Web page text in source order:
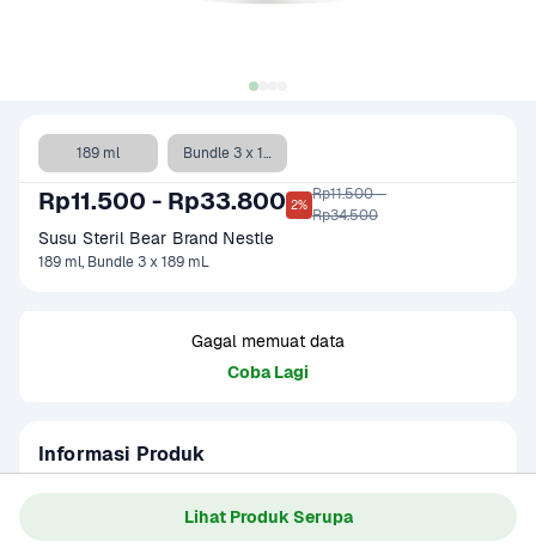
Lihat Produk Serupa
189 ml Bundle 3 x 189 mL
Rp11.500 - Rp33.800 2%
Rp11.500 -
Rp34.500
Susu Steril Bear Brand Nestle
189 ml, Bundle 3 x 189 mL
Gagal memuat data
Coba Lagi
Informasi Produk
Nestlé Bear Brand Susu Steril 189 ml adalah susu sapi
murni yang telah melalui proses sterilisasi tanpa tambahan
gula atau bahan pengawet. Produk ini dikemas dalam